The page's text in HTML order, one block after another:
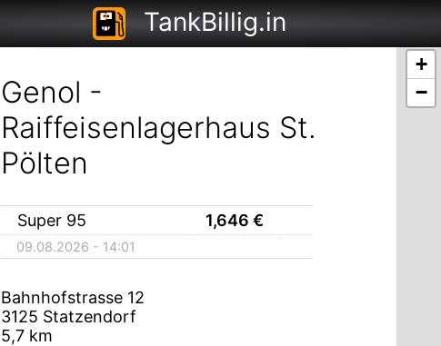
TankBillig.in
Genol -
Raiffeisenlagerhaus St.
Pölten
Super 95 1,646 €
09.08.2026 - 14:01
Bahnhofstrasse 12
3125 Statzendorf
5,7km
+
−